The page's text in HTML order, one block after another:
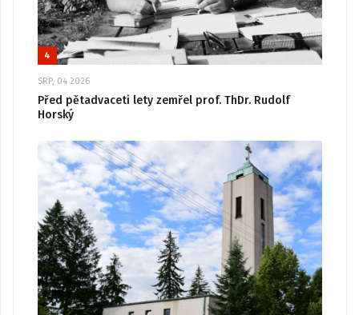
4
SRP, 04 2026
Před pětadvaceti lety zemřel prof. ThDr. Rudolf
Horský